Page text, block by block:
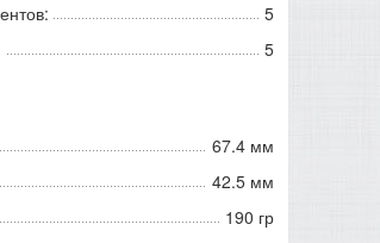
5
5
67.4 мм
42.5 мм
190 гр